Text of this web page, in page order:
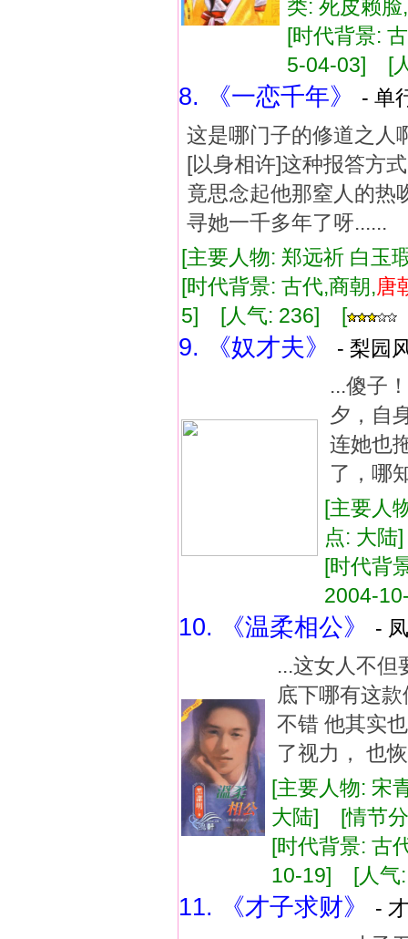
类: 死皮赖
[时代背景:
5-04-03] [
8. 《一恋千年》
- 单
这是哪门子的修道之人
[以身相许]这种报答方
竟思念起他那窒人的热
寻她一千多年了呀......
[主要人物: 郑远祈 白
[时代背景: 古代,商朝,唐
5] [人气: 236] [
9. 《奴才夫》
- 梨园
...傻子
夕，自
连她也
了，哪
[主要人
点: 大
[时代背
2004-
10. 《温柔相公》
-
...这女人不但
底下哪有这
不错 他其实
了视力， 也
[主要人物: 宋
大陆] [情节
[时代背景: 古
10-19] [人
11. 《才子求财》
-